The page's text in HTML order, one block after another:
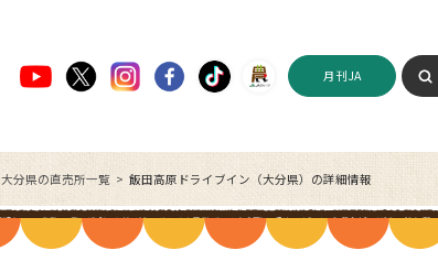
月刊JA
大分県の直売所一覧 飯田高原ドライブイン（大分県）の詳細情報